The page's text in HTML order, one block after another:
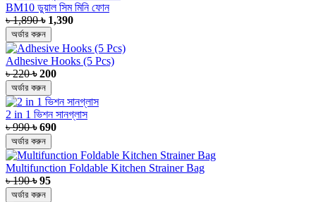
BM10 ডুয়াল সিম মিনি ফোন
৳ 1,890৳ 1,390
অর্ডার করুন
Adhesive Hooks (5 Pcs)
৳ 220৳ 200
অর্ডার করুন
2 in 1 ভিশন সানগ্লাস
৳ 990৳ 690
অর্ডার করুন
Multifunction Foldable Kitchen Strainer Bag
৳ 190৳ 95
অর্ডার করুন